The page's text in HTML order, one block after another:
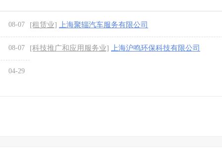
08-07 [租赁业] 上海聚辎汽车服务有限公司
08-07 [科技推广和应用服务业] 上海沪鸣环保科技有限公司
04-29